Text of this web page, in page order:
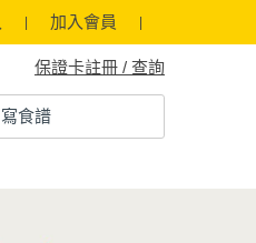
加入會員
保證卡註冊 / 查詢
寫食譜